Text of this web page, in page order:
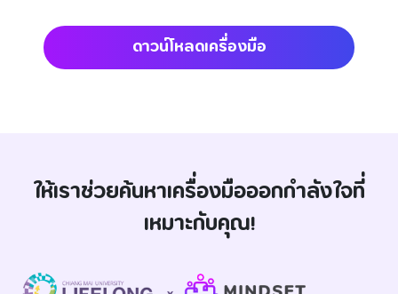
ดาวน์โหลดเครื่องมือ
ให้เราช่วยค้นหาเครื่องมือออกกำลังใจที่
เหมาะกับคุณ!